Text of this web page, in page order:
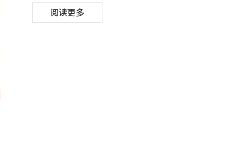
「飞越世界馆」。
阅读更多